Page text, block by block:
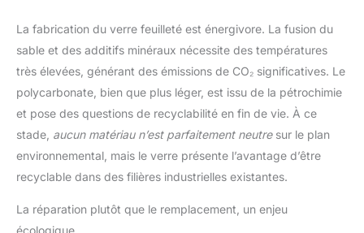
La fabrication du verre feuilleté est énergivore. La fusion du
sable et des additifs minéraux nécessite des températures
très élevées, générant des émissions de CO₂ significatives. Le
polycarbonate, bien que plus léger, est issu de la pétrochimie
et pose des questions de recyclabilité en fin de vie. À ce
stade, aucun matériau n’est parfaitement neutresur le plan
environnemental, mais le verre présente l’avantage d’être
recyclable dans des filières industrielles existantes.
La réparation plutôt que le remplacement, un enjeu